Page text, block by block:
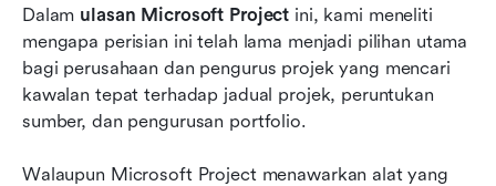
Dalam ulasan Microsoft Project ini, kami meneliti
mengapa perisian ini telah lama menjadi pilihan utama
bagi perusahaan dan pengurus projek yang mencari
kawalan tepat terhadap jadual projek, peruntukan
sumber, dan pengurusan portfolio.
Walaupun Microsoft Project menawarkan alat yang
Microsoft Project vs Lark: Perbandingan pantas
Kesimpulan
Soalan Lazim